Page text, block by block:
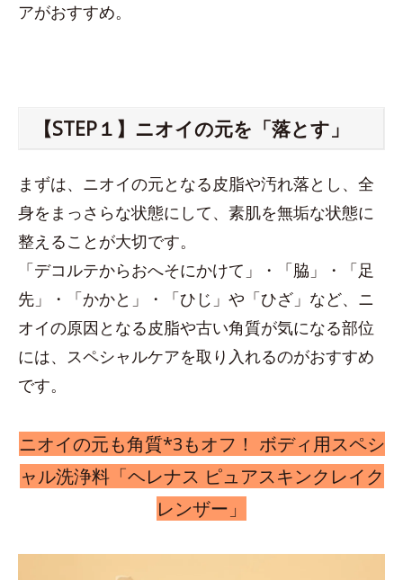
アがおすすめ。
【STEP１】ニオイの元を「落とす」
まずは、ニオイの元となる皮脂や汚れ落とし、全
身をまっさらな状態にして、素肌を無垢な状態に
整えることが大切です。
「デコルテからおへそにかけて」・「脇」・「足
先」・「かかと」・「ひじ」や「ひざ」など、ニ
オイの原因となる皮脂や古い角質が気になる部位
には、スペシャルケアを取り入れるのがおすすめ
です。
ニオイの元も角質*3もオフ！ ボディ用スペシ
ャル洗浄料「ヘレナス ピュアスキンクレイク
レンザー」